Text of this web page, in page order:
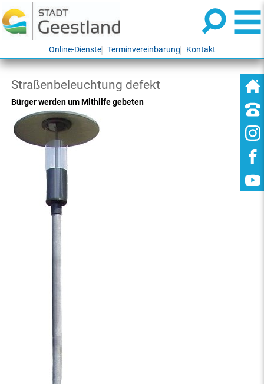
Online-Dienste Terminvereinbarung Kontakt
Straßenbeleuchtung defekt
Bürger werden um Mithilfe gebeten